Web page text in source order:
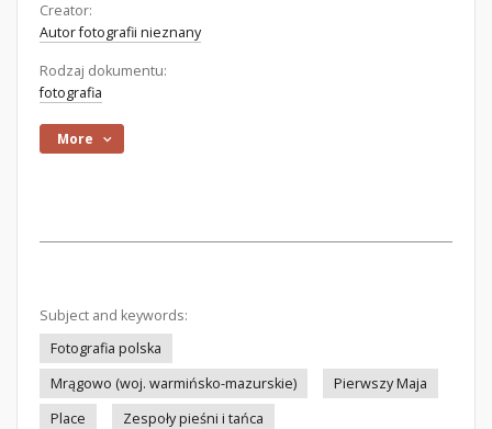
Creator:
Autor fotografii nieznany
Rodzaj dokumentu:
fotografia
More
Subject and keywords:
Fotografia polska
Mrągowo (woj. warmińsko-mazurskie)
Pierwszy Maja
Place
Zespoły pieśni i tańca